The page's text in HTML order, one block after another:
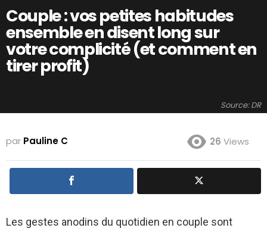
Couple : vos petites habitudes
ensemble en disent long sur
votre complicité (et comment en
tirer profit)
Source: DR
par Pauline C 26 Views
Les gestes anodins du quotidien en couple sont